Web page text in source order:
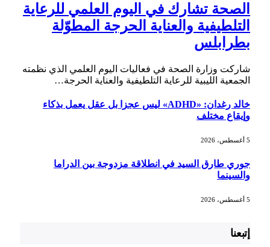
الصحة تشارك في اليوم العلمي للرعاية
التلطيفية والعناية الحرجة المطوّلة
بطرابلس
شاركت وزارة الصحة في فعاليات اليوم العلمي الذي نظمته
الجمعية الليبية للرعاية التلطيفية والعناية الحرجة…
خالد رغدان: «ADHD» ليس عجزا بل عقل يعمل بذكاء
وإيقاع مختلف
جوري طارق السيد في انطلاقة مزدوجة بين الدراما
والسينما
إتبعنا